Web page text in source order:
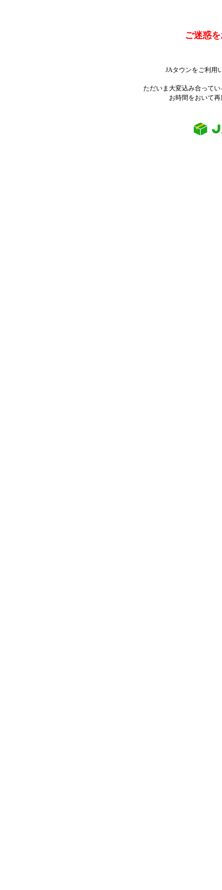
ご迷惑
JAタウンをご利用
ただいま大変込み合って
お時間をおいて